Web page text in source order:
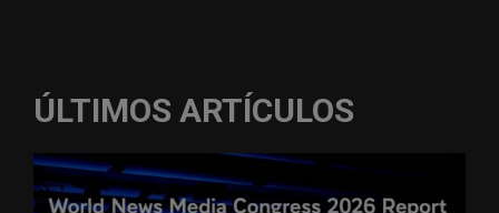
ÚLTIMOS ARTÍCULOS